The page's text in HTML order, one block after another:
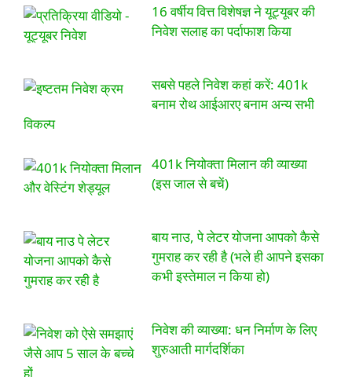
16 वर्षीय वित्त विशेषज्ञ ने यूट्यूबर की
निवेश सलाह का पर्दाफाश किया
सबसे पहले निवेश कहां करें: 401k
बनाम रोथ आईआरए बनाम अन्य सभी
विकल्प
401k नियोक्ता मिलान की व्याख्या
(इस जाल से बचें)
बाय नाउ, पे लेटर योजना आपको कैसे
गुमराह कर रही है (भले ही आपने इसका
कभी इस्तेमाल न किया हो)
निवेश की व्याख्या: धन निर्माण के लिए
शुरुआती मार्गदर्शिका